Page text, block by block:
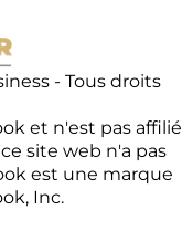
- Tous droits
et n'est pas affilié
site web n'a pas
est une marque
Inc.